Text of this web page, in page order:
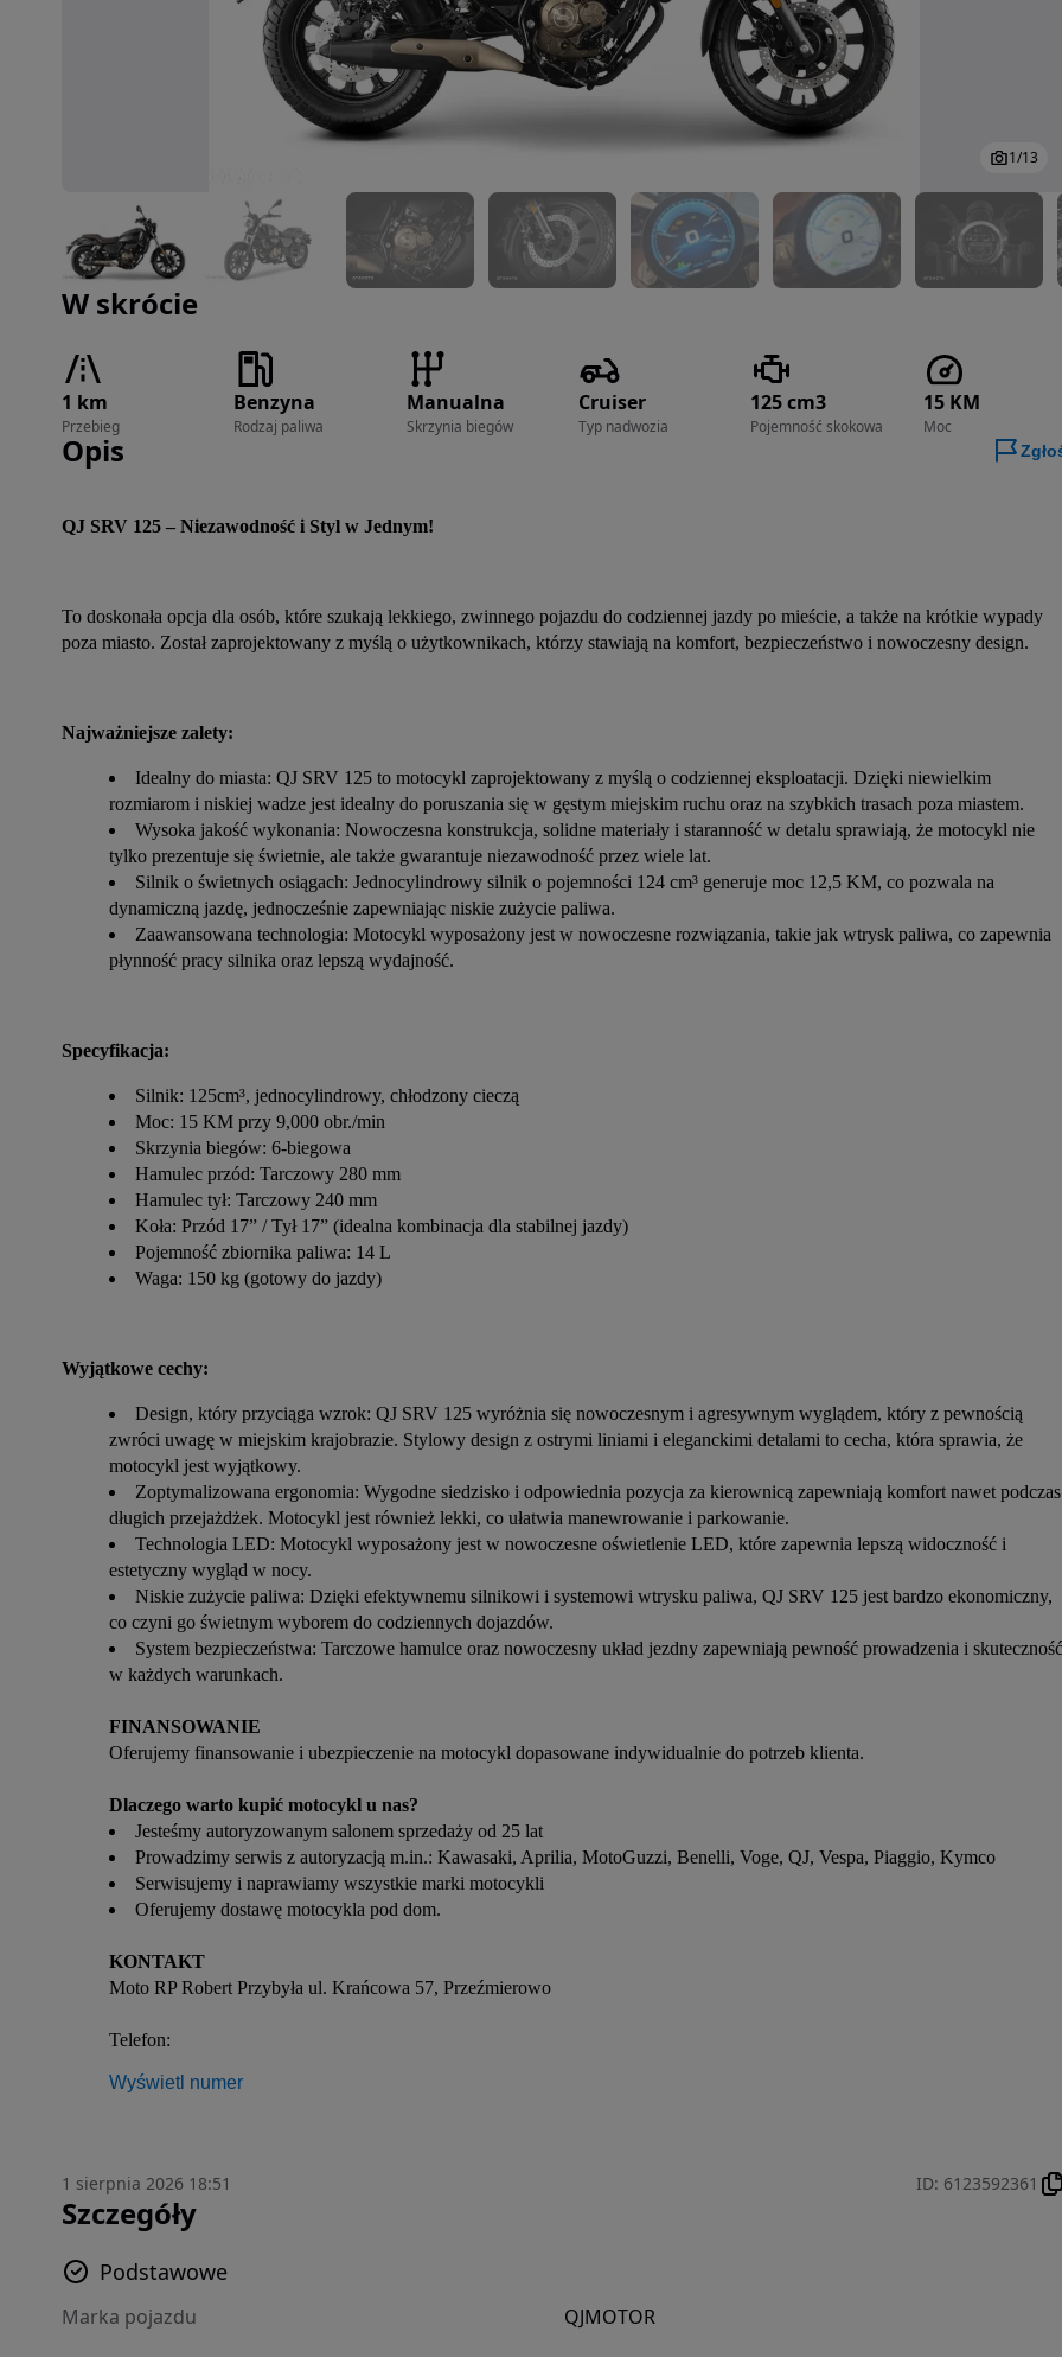
Zdjęcie 1 z 13
1/13
W skrócie
1 km
Przebieg
Benzyna
Rodzaj paliwa
Manualna
Skrzynia biegów
Cruiser
Typ nadwozia
125 cm3
Pojemność skokowa
15 KM
Moc
Opis
QJ SRV 125 – Niezawodność i Styl w Jednym!
To doskonała opcja dla osób, które szukają lekkiego, zwinnego pojazdu do codziennej jazdy po mieście, a także na krótkie wypady
poza miasto. Został zaprojektowany z myślą o użytkownikach, którzy stawiają na komfort, bezpieczeństwo i nowoczesny design.
Najważniejsze zalety:
Idealny do miasta: QJ SRV 125 to motocykl zaprojektowany z myślą o codziennej eksploatacji. Dzięki niewielkim
rozmiarom i niskiej wadze jest idealny do poruszania się w gęstym miejskim ruchu oraz na szybkich trasach poza miastem.
Wysoka jakość wykonania: Nowoczesna konstrukcja, solidne materiały i staranność w detalu sprawiają, że motocykl nie
tylko prezentuje się świetnie, ale także gwarantuje niezawodność przez wiele lat.
Silnik o świetnych osiągach: Jednocylindrowy silnik o pojemności 124 cm³ generuje moc 12,5 KM, co pozwala na
dynamiczną jazdę, jednocześnie zapewniając niskie zużycie paliwa.
Zaawansowana technologia: Motocykl wyposażony jest w nowoczesne rozwiązania, takie jak wtrysk paliwa, co zapewnia
płynność pracy silnika oraz lepszą wydajność.
Specyfikacja:
Silnik: 125cm³, jednocylindrowy, chłodzony cieczą
Moc: 15 KM przy 9,000 obr./min
Skrzynia biegów: 6-biegowa
Hamulec przód: Tarczowy 280 mm
Hamulec tył: Tarczowy 240 mm
Koła: Przód 17” / Tył 17” (idealna kombinacja dla stabilnej jazdy)
Pojemność zbiornika paliwa: 14 L
Waga: 150 kg (gotowy do jazdy)
Wyjątkowe cechy:
Design, który przyciąga wzrok: QJ SRV 125 wyróżnia się nowoczesnym i agresywnym wyglądem, który z pewnością
zwróci uwagę w miejskim krajobrazie. Stylowy design z ostrymi liniami i eleganckimi detalami to cecha, która sprawia, że
motocykl jest wyjątkowy.
Zoptymalizowana ergonomia: Wygodne siedzisko i odpowiednia pozycja za kierownicą zapewniają komfort nawet podczas
długich przejażdżek. Motocykl jest również lekki, co ułatwia manewrowanie i parkowanie.
Technologia LED: Motocykl wyposażony jest w nowoczesne oświetlenie LED, które zapewnia lepszą widoczność i
estetyczny wygląd w nocy.
Niskie zużycie paliwa: Dzięki efektywnemu silnikowi i systemowi wtrysku paliwa, QJ SRV 125 jest bardzo ekonomiczny,
co czyni go świetnym wyborem do codziennych dojazdów.
System bezpieczeństwa: Tarczowe hamulce oraz nowoczesny układ jezdny zapewniają pewność prowadzenia i skuteczność
w każdych warunkach.
FINANSOWANIE
Oferujemy finansowanie i ubezpieczenie na motocykl dopasowane indywidualnie do potrzeb klienta.
Dlaczego warto kupić motocykl u nas?
Jesteśmy autoryzowanym salonem sprzedaży od 25 lat
Prowadzimy serwis z autoryzacją m.in.: Kawasaki, Aprilia, MotoGuzzi, Benelli, Voge, QJ, Vespa, Piaggio, Kymco
Serwisujemy i naprawiamy wszystkie marki motocykli
Oferujemy dostawę motocykla pod dom.
KONTAKT
Moto RP Robert Przybyła ul. Krańcowa 57, Przeźmierowo
Telefon:
Wyświetl numer
1 sierpnia 2026 18:51 ID: 6123592361
Szczegóły
Podstawowe
Marka pojazdu QJMOTOR